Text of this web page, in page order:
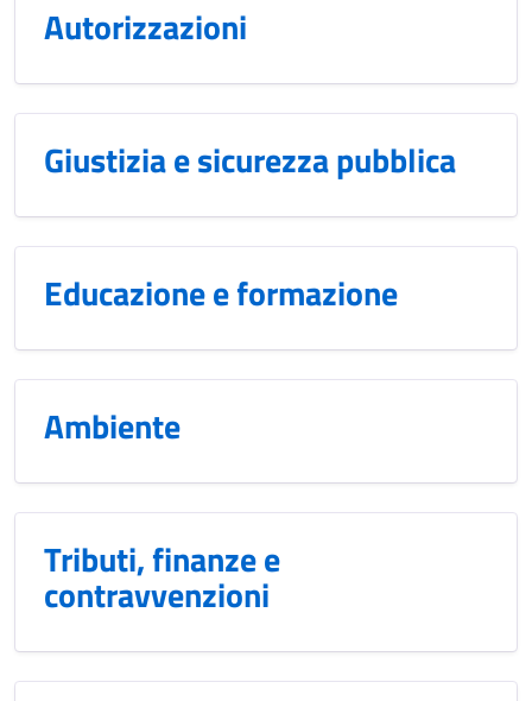
Autorizzazioni
Giustizia e sicurezza pubblica
Educazione e formazione
Ambiente
Tributi, finanze e
contravvenzioni